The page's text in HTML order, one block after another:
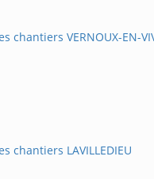
chantiers VERNOUX-EN-
chantiers LAVILLEDIEU